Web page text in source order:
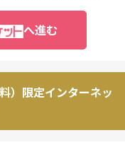
へ進む
）限定インターネッ